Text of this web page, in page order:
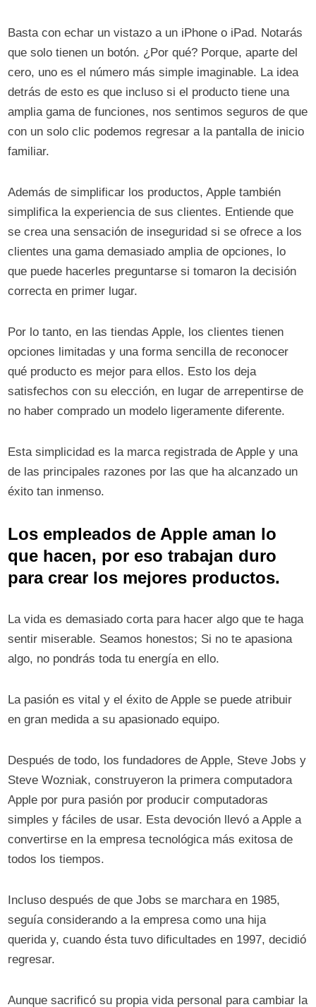
Basta con echar un vistazo a un iPhone o iPad. Notarás
que solo tienen un botón. ¿Por qué? Porque, aparte del
cero, uno es el número más simple imaginable. La idea
detrás de esto es que incluso si el producto tiene una
amplia gama de funciones, nos sentimos seguros de que
con un solo clic podemos regresar a la pantalla de inicio
familiar.
Además de simplificar los productos, Apple también
simplifica la experiencia de sus clientes. Entiende que
se crea una sensación de inseguridad si se ofrece a los
clientes una gama demasiado amplia de opciones, lo
que puede hacerles preguntarse si tomaron la decisión
correcta en primer lugar.
Por lo tanto, en las tiendas Apple, los clientes tienen
opciones limitadas y una forma sencilla de reconocer
qué producto es mejor para ellos. Esto los deja
satisfechos con su elección, en lugar de arrepentirse de
no haber comprado un modelo ligeramente diferente.
Esta simplicidad es la marca registrada de Apple y una
de las principales razones por las que ha alcanzado un
éxito tan inmenso.
Los empleados de Apple aman lo
que hacen, por eso trabajan duro
para crear los mejores productos.
La vida es demasiado corta para hacer algo que te haga
sentir miserable. Seamos honestos; Si no te apasiona
algo, no pondrás toda tu energía en ello.
La pasión es vital y el éxito de Apple se puede atribuir
en gran medida a su apasionado equipo.
Después de todo, los fundadores de Apple, Steve Jobs y
Steve Wozniak, construyeron la primera computadora
Apple por pura pasión por producir computadoras
simples y fáciles de usar. Esta devoción llevó a Apple a
convertirse en la empresa tecnológica más exitosa de
todos los tiempos.
Incluso después de que Jobs se marchara en 1985,
seguía considerando a la empresa como una hija
querida y, cuando ésta tuvo dificultades en 1997, decidió
regresar.
Aunque sacrificó su propia vida personal para cambiar la